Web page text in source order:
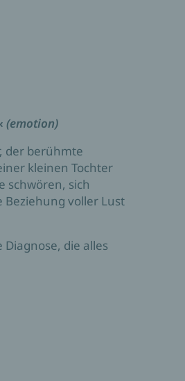
(emotion)
der berühmte
kleinen Tochter
schwören, sich
Beziehung voller Lust
die alles
entfernt sich,
den Körpern in